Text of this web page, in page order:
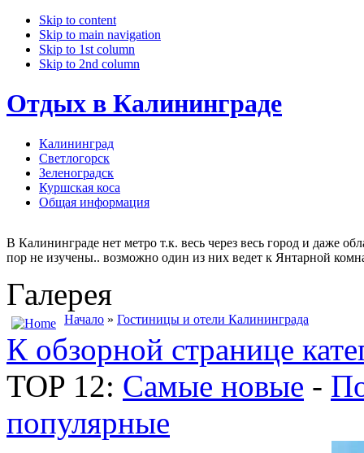
Skip to content
Skip to main navigation
Skip to 1st column
Skip to 2nd column
Отдых в Калининграде
Калининград
Светлогорск
Зеленоградск
Куршская коса
Общая информация
В Калининграде нет метро т.к. весь через весь город и даже
пор не изучены.. возможно один из них ведет к Янтарной
Галерея
Начало » Гостиницы и отели Калининграда
К обзорной странице
TOP 12: Самые новые -
популярные